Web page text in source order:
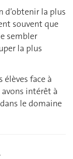
d’obtenir la plus
souvent que
sembler
la plus
face à
avons intérêt à
le domaine